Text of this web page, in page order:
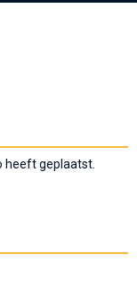
heeft geplaatst.